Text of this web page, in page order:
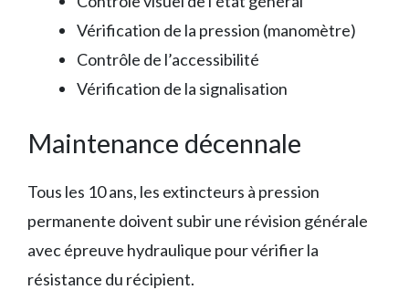
Vérification de la pression (manomètre)
Contrôle de l’accessibilité
Vérification de la signalisation
Maintenance décennale
Tous les 10 ans, les extincteurs à pression
permanente doivent subir une révision générale
avec épreuve hydraulique pour vérifier la
résistance du récipient.